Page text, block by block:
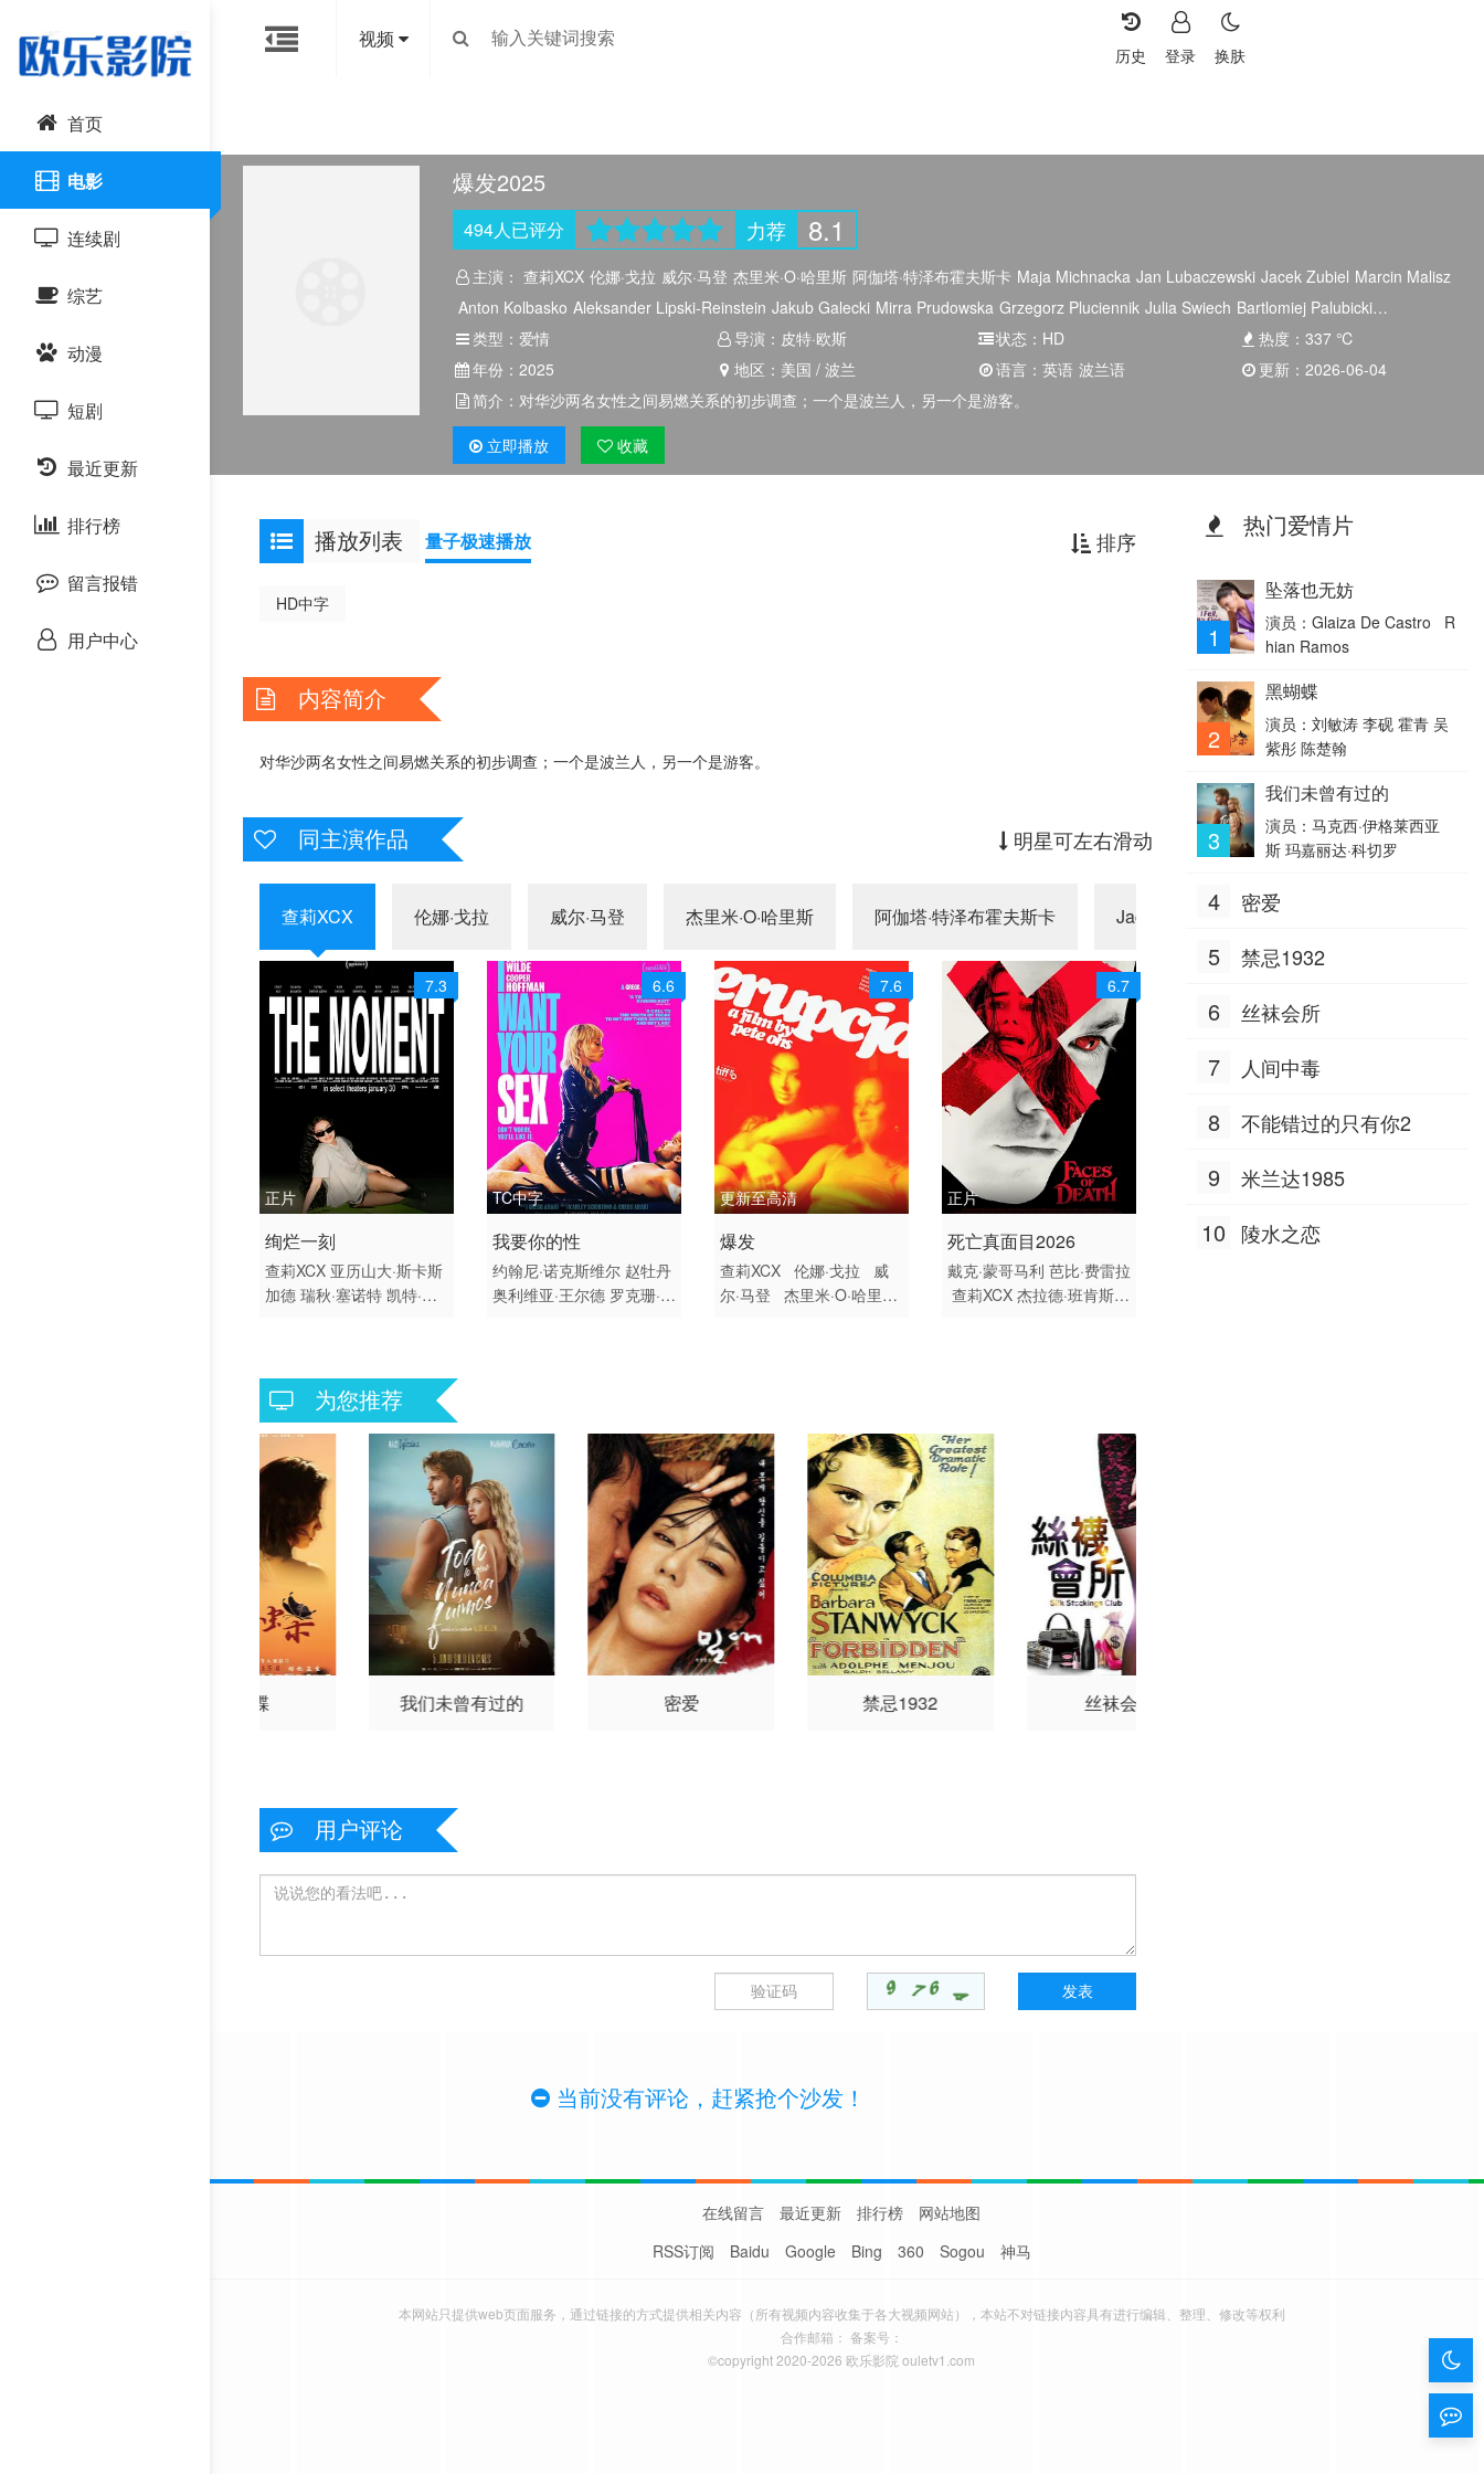
视频
换肤
登录
历史
首页
电影
连续剧
国产剧
港台剧
日韩剧
欧美剧
泰国剧
综艺
大陆综艺
日韩综艺
港台综艺
欧美综艺
动漫
国产动漫
日韩动漫
欧美动漫
短剧
最近更新
排行榜
留言报错
用户中心
爆发2025
494人已评分 力荐 8.1
主演： 查莉XCX 伦娜·戈拉 威尔·马登 杰里米·O·哈里斯 阿伽塔·特泽布霍夫斯卡 Maja Michnacka Jan Lubaczewski Jacek Zubiel Marcin Malisz
Anton Kolbasko Aleksander Lipski-Reinstein Jakub Galecki Mirra Prudowska Grzegorz Pluciennik Julia Swiech Bartlomiej Palubicki
Julian Sanchez
类型： 爱情 导演： 皮特·欧斯 状态： HD 热度： 337℃
年份： 2025 地区： 美国 / 波兰 语言：英语 波兰语 更新： 2026-06-04
简介： 对华沙两名女性之间易燃关系的初步调查；一个是波兰人，另一个是游客。
立即播放 收藏
播放列表 排序
量子极速播放
HD中字
内容简介
对华沙两名女性之间易燃关系的初步调查；一个是波兰人，另一个是游客。
同主演作品 明星可左右滑动
查莉XCX 伦娜·戈拉 威尔·马登 杰里米·O·哈里斯 阿伽塔·特泽布霍夫斯卡 Jacek Zubiel Marcin Malisz
7.3
正片
2026 / 美国 / 英语
剧情
绚烂一刻
查莉XCX 亚历山大·斯卡斯
加德 瑞秋·塞诺特 凯特·贝
海利·盖茨 艾萨克·鲍威尔
里什·沙阿 特鲁·马伦
贝克·马瑟 瑞安娜·杜斯 Ric
hard Perez
埃什·阿拉迪 K
eanan Cantrell
James Ba
Mel Ottenberg
6.6
TC中字
2026 / 美国 / 英语
剧情 喜剧 惊悚
我要你的性
约翰尼·诺克斯维尔 赵牡丹
奥利维亚·王尔德 罗克珊·梅
Navarrette
Christy·Lewis
7.6
更新至高清
2025 / 美国 / 波兰 / 英语 /
波兰语
恐怖
爆发
查莉XCX 伦娜·戈拉
威
尔·马登
杰里米·O·哈里斯
Reinstein
Jakub Galecki
Mirra Prudowska
Grzeg
orz Pluciennik Julia Swie
ch
Bartlomiej Palubicki
6.7
正片
2026 / 美国 / 英语
恐怖
死亡真面目2026
戴克·蒙哥马利 芭比·费雷拉
查莉XCX 杰拉德·班肯斯
赛·杨 Anne Brown Peterse
n 贝茜·波雷戈
Paris Peter
son Mia Naipaul
Jonathan
Shores Aponte-Velazquez
维多利亚·哈里斯
为您推荐
黑蝴蝶 我们未曾有过的 密爱 禁忌1932 丝袜会所
用户评论
当前没有评论，赶紧抢个沙发！
热门爱情片
1
坠落也无妨
演员：Glaiza De Castro R
hian Ramos
2
黑蝴蝶
演员：刘敏涛 李砚 霍青 吴
紫彤 陈楚翰
3
我们未曾有过的
演员：马克西·伊格莱西亚
斯 玛嘉丽达·科切罗
4 密爱
5 禁忌1932
6 丝袜会所
7 人间中毒
8 不能错过的只有你2
9 米兰达1985
10 陵水之恋
暗
色留
在线留言 最近更新 排行榜
网站地图
RSS订阅
Baidu Google Bing 360 Sogou 神马
本网站只提供web页面服务，通过链接的方式提供相关内容（所有视频内容收集于各大视频网站），本站不对链接内容具有进行编辑、整理、修改等权利
合作邮箱： 备案号：
©copyright 2020-2026 欧乐影院 ouletv1.com